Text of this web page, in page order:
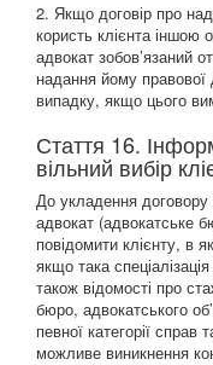
2. Якщо договір про
користь клієнта іншою
адвокат зобов’язаний
надання йому
випадку, якщо цього
Стаття 16.
вільний вибір
До укладення
адвокат (адвокатське
повідомити клієнту, в
якщо така
також відомості про
бюро, адвокатського
певної категорії
можливе виникнення